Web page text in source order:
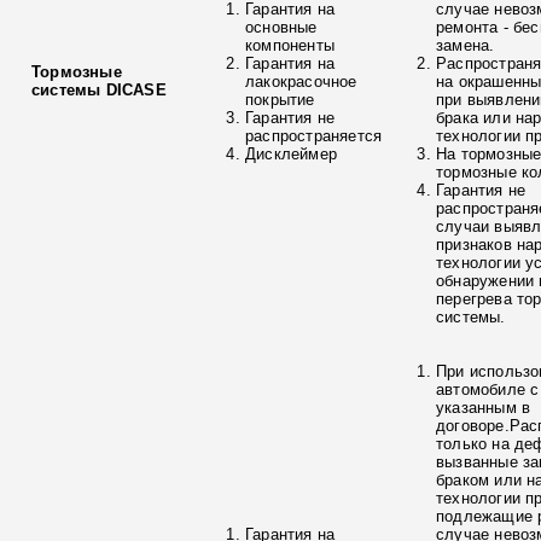
Тормозные
системы DICASE
Гарантия на
основные
компоненты
Гарантия на
лакокрасочное
покрытие
Гарантия не
распространяется
Дисклеймер
случае
ремонта -
замена.
на
при
брака или
технологии
На
тормозные
Гарантия не
случаи
признаков
технологии
обнаружении
перегрева
системы.
Гарантия на
При
автомобиле
указанным в
только на
вызванные
браком или
технологии
подлежащие
случае